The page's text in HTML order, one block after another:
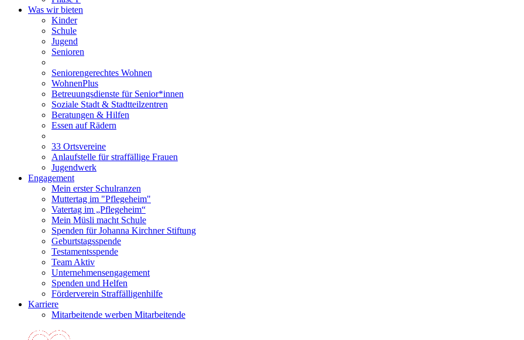
Was wir bieten
Kinder
Schule
Jugend
Senioren
Seniorengerechtes Wohnen
WohnenPlus
Betreuungsdienste für Senior*innen
Soziale Stadt & Stadtteilzentren
Beratungen & Hilfen
Essen auf Rädern
33 Ortsvereine
Anlaufstelle für straffällige Frauen
Jugendwerk
Engagement
Mein erster Schulranzen
Muttertag im "Pflegeheim"
Vatertag im „Pflegeheim“
Mein Müsli macht Schule
Spenden für Johanna Kirchner Stiftung
Geburtstagsspende
Testamentsspende
Team Aktiv
Unternehmensengagement
Spenden und Helfen
Förderverein Straffälligenhilfe
Karriere
Mitarbeitende werben Mitarbeitende